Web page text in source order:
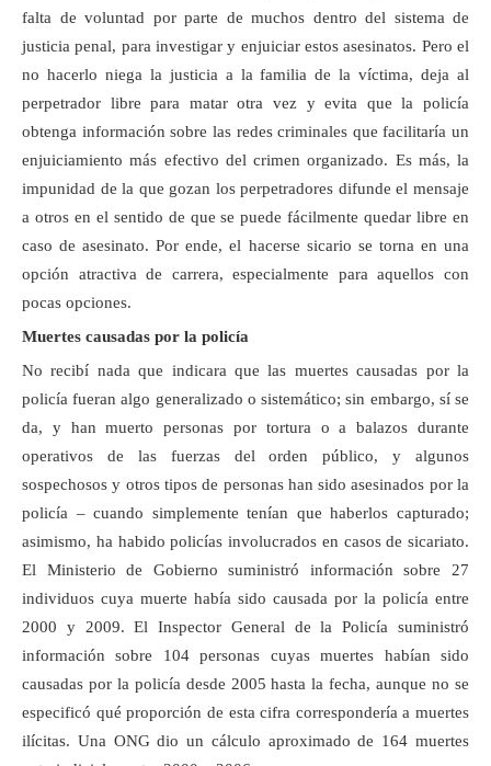
falta de voluntad por parte de muchos dentro del sistema de
justicia penal, para investigar y enjuiciar estos asesinatos. Pero el
no hacerlo niega la justicia a la familia de la víctima, deja al
perpetrador libre para matar otra vez y evita que la policía
obtenga información sobre las redes criminales que facilitaría un
enjuiciamiento más efectivo del crimen organizado. Es más, la
impunidad de la que gozan los perpetradores difunde el mensaje
a otros en el sentido de que se puede fácilmente quedar libre en
caso de asesinato. Por ende, el hacerse sicario se torna en una
opción atractiva de carrera, especialmente para aquellos con
pocas opciones.
Muertes causadas por la policía
No recibí nada que indicara que las muertes causadas por la
policía fueran algo generalizado o sistemático; sin embargo, sí se
da, y han muerto personas por tortura o a balazos durante
operativos de las fuerzas del orden público, y algunos
sospechosos y otros tipos de personas han sido asesinados por la
policía – cuando simplemente tenían que haberlos capturado;
asimismo, ha habido policías involucrados en casos de sicariato.
El Ministerio de Gobierno suministró información sobre 27
individuos cuya muerte había sido causada por la policía entre
2000 y 2009. El Inspector General de la Policía suministró
información sobre 104 personas cuyas muertes habían sido
causadas por la policía desde 2005 hasta la fecha, aunque no se
especificó qué proporción de esta cifra correspondería a muertes
ilícitas. Una ONG dio un cálculo aproximado de 164 muertes